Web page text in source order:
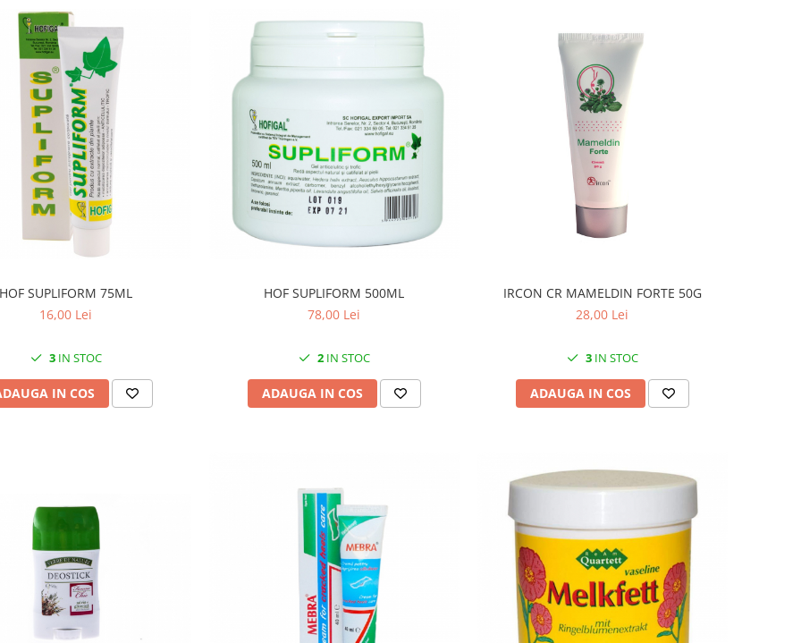
HOF SUPLIFORM 75ML
16,00 Lei
3IN STOC
IN COS
HOF SUPLIFORM 500ML
78,00 Lei
2IN STOC
ADAUGA IN COS
IRCON CR MAMELDIN FORTE 50G
28,00 Lei
3IN STOC
ADAUGA IN COS